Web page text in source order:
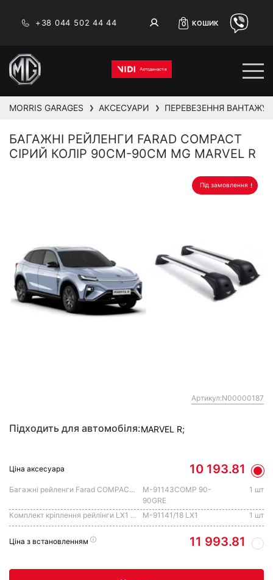
+38 044 502 44 44 0 КОШИК
MORRIS GARAGES ❯ АКСЕСУАРИ ❯ ПЕРЕВЕЗЕННЯ ВАНТАЖУ
БАГАЖНІ РЕЙЛЕНГИ FARAD COMPACT
СІРИЙ КОЛІР 90СМ-90СМ MG MARVEL R
Під замовлення
Артикул:N00000187
Підходить для автомобіля:MARVEL R;
Ціна аксесуара 10 193.81
Багажні рейленги Farad COMPACT сірий колір 90см-90см
M-91143COMP 90-
90GRE
1 шт
Комплект кріплення рейлінги LX1 низький поручень для корпуса LINK M-91141/18 LX1 1 шт
Ціна з встановленням 11 993.81